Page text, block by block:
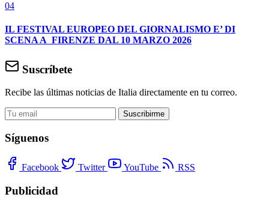
04
IL FESTIVAL EUROPEO DEL GIORNALISMO E’ DI
SCENA A FIRENZE DAL 10 MARZO 2026
Suscríbete
Recibe las últimas noticias de Italia directamente en tu correo.
Suscribirme
Síguenos
Facebook Twitter YouTube RSS
Publicidad